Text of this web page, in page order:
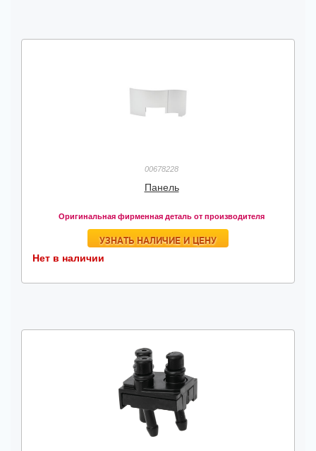
00678228
Панель
Оригинальная фирменная деталь от производителя
УЗНАТЬ НАЛИЧИЕ И ЦЕНУ
Нет в наличии